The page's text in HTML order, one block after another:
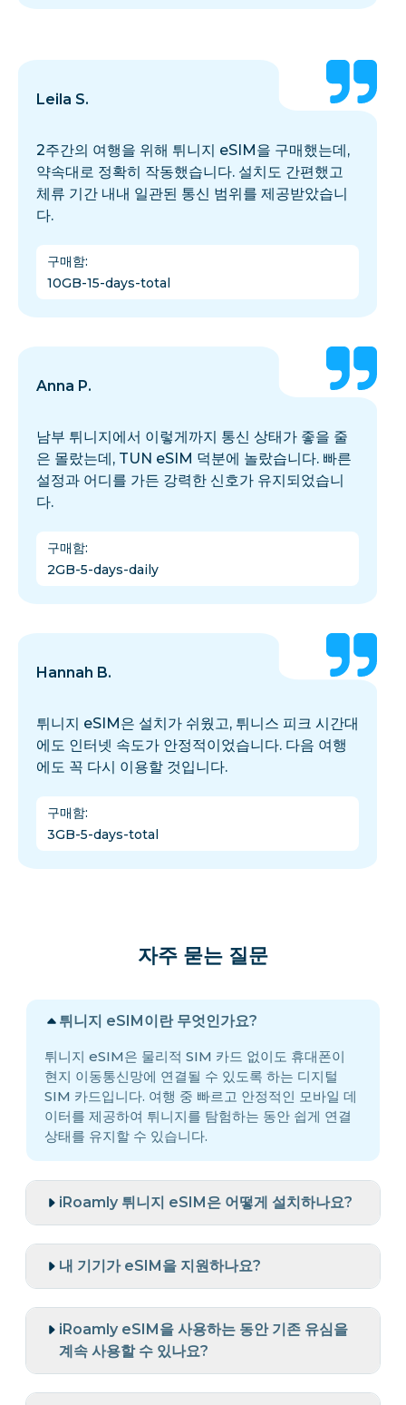
Leila S.
2주간의 여행을 위해 튀니지 eSIM을 구매했는데,
약속대로 정확히 작동했습니다. 설치도 간편했고
체류 기간 내내 일관된 통신 범위를 제공받았습니
다.
구매함:
10GB-15-days-total
Anna P.
남부 튀니지에서 이렇게까지 통신 상태가 좋을 줄
은 몰랐는데, TUN eSIM 덕분에 놀랐습니다. 빠른
설정과 어디를 가든 강력한 신호가 유지되었습니
다.
구매함:
2GB-5-days-daily
Hannah B.
튀니지 eSIM은 설치가 쉬웠고, 튀니스 피크 시간대
에도 인터넷 속도가 안정적이었습니다. 다음 여행
에도 꼭 다시 이용할 것입니다.
구매함:
3GB-5-days-total
자주 묻는 질문
튀니지 eSIM이란 무엇인가요?
튀니지 eSIM은 물리적 SIM 카드 없이도 휴대폰이
현지 이동통신망에 연결될 수 있도록 하는 디지털
SIM 카드입니다. 여행 중 빠르고 안정적인 모바일 데
이터를 제공하여 튀니지를 탐험하는 동안 쉽게 연결
상태를 유지할 수 있습니다.
iRoamly 튀니지 eSIM은 어떻게 설치하나요?
내 기기가 eSIM을 지원하나요?
iRoamly eSIM을 사용하는 동안 기존 유심을
계속 사용할 수 있나요?